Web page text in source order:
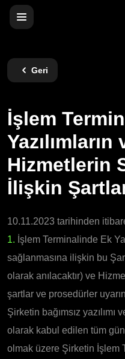
Geri
İşlem
Yazılımların
Hizmetlerin
İlişkin
10.11.2023 tarihinden
1. İşlem Terminalinde Ek
sağlanmasına ilişkin bu
olarak anılacaktır) ve
şartlar ve prosedürler
Şirketin bağımsız yazılımı
olarak kabul edilen tüm
olmak üzere Şirketin İşlem